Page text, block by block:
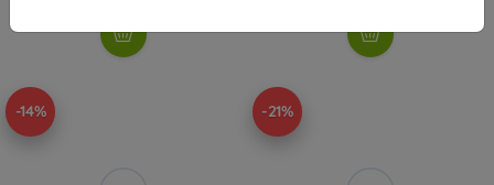
-14% -21%